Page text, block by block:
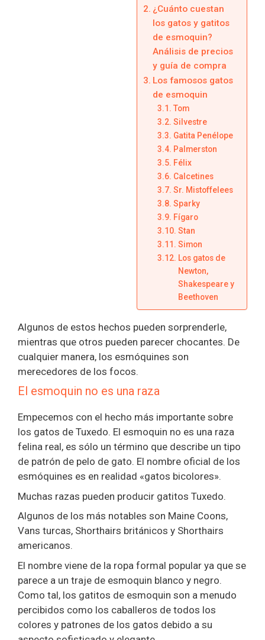
¿Cuánto cuestan
los gatos y gatitos
de esmoquin?
Análisis de precios
y guía de compra
Los famosos gatos
de esmoquin
Tom
Silvestre
Gatita Penélope
Palmerston
Félix
Calcetines
Sr. Mistoffelees
Sparky
Fígaro
Stan
Simon
Los gatos de
Newton,
Shakespeare y
Beethoven
Algunos de estos hechos pueden sorprenderle,
mientras que otros pueden parecer chocantes. De
cualquier manera, los esmóquines son
merecedores de los focos.
El esmoquin no es una raza
Empecemos con el hecho más importante sobre
los gatos de Tuxedo. El esmoquin no es una raza
felina real, es sólo un término que describe un tipo
de patrón de pelo de gato. El nombre oficial de los
esmóquines es en realidad «gatos bicolores».
Muchas razas pueden producir gatitos Tuxedo.
Algunos de los más notables son Maine Coons,
Vans turcas, Shorthairs británicos y Shorthairs
americanos.
El nombre viene de la ropa formal popular ya que se
parece a un traje de esmoquin blanco y negro.
Como tal, los gatitos de esmoquin son a menudo
percibidos como los caballeros de todos los
colores y patrones de los gatos debido a su